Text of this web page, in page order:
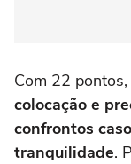
Com 22 pontos,
colocação e
confrontos
tranquilidade.